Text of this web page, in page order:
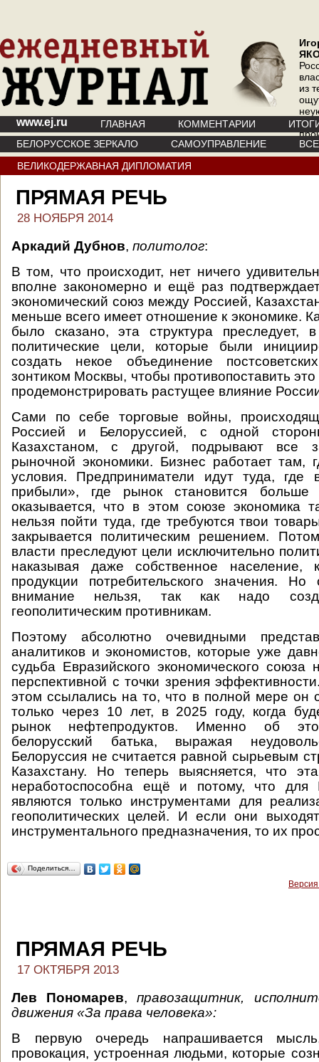
из
где
www.ej.ru ГЛАВНАЯ КОММЕНТАРИИ
БЕЛОРУССКОЕ ЗЕРКАЛО
САМОУПРАВЛЕНИЕ
ВЕЛИКОДЕРЖАВНАЯ ДИПЛОМАТИЯ
ПРЯМАЯ РЕЧЬ
28 НОЯБРЯ 2014
Аркадий Дубнов, политолог:
В том, что происходит, нет ничего
вполне закономерно и ещё раз
экономический союз между Россией,
меньше всего имеет отношение к экономике.
было сказано, эта структура преследует,
политические цели, которые были
создать некое объединение
зонтиком Москвы, чтобы противопоставить
продемонстрировать растущее влияние
Сами по себе торговые войны,
Россией и Белоруссией, с одной
Казахстаном, с другой, подрывают все
рыночной экономики. Бизнес работает там,
условия. Предприниматели идут туда, где
прибыли», где рынок становится
оказывается, что в этом союзе экономика
нельзя пойти туда, где требуются твои
закрывается политическим решением.
власти преследуют цели исключительно
наказывая даже собственное население,
продукции потребительского значения.
внимание нельзя, так как надо
геополитическим противникам.
Поэтому абсолютно очевидными
аналитиков и экономистов, которые уже
судьба Евразийского экономического союза
перспективной с точки зрения
этом ссылались на то, что в полной мере он
только через 10 лет, в 2025 году, когда
рынок нефтепродуктов. Именно об
белорусский батька, выражая
Белоруссия не считается равной сырьевым
Казахстану. Но теперь выясняется, что
неработоспособна ещё и потому, что для
являются только инструментами для
геополитических целей. И если они
инструментального предназначения, то их
Поделиться…
ПРЯМАЯ РЕЧЬ
17 ОКТЯБРЯ 2013
Лев Пономарев,правозащитник,
движения «За права человека»:
В первую очередь напрашивается
провокация, устроенная людьми, которые